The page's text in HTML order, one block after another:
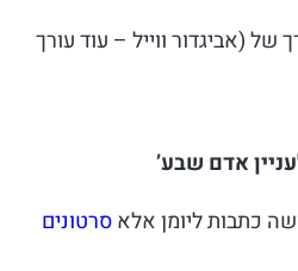
(אביגדור ווייל – עוד עורך
אדם שבע’
כתבות ליומן אלאסרטונים